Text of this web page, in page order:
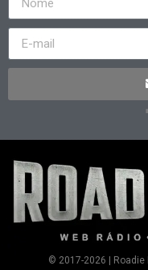
© 2017-2026 |